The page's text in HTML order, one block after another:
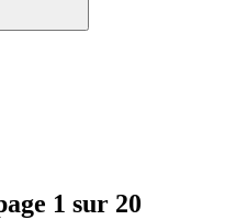
1 sur 20